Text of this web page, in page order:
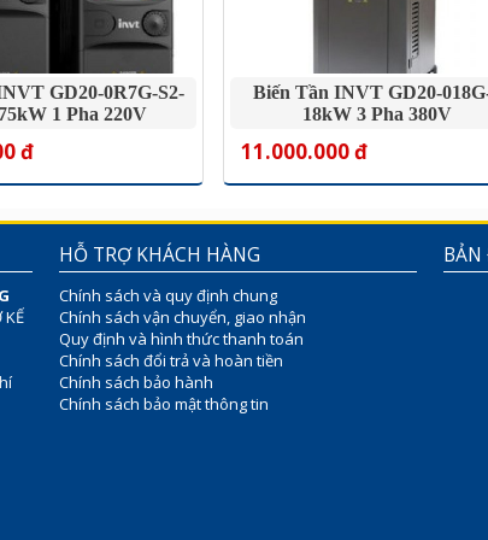
GD20-0R7G-S2-
1 Pha 220V
đ
Biến Tần INVT GD20-
18kW 3 Pha 380V
11.000.000 đ
KẾ
HỖ TRỢ KHÁCH HÀNG
Chính sách và quy định chung
Chính sách vận chuyển, giao nhận
Quy định và hình thức thanh toán
Chính sách đổi trả và hoàn tiền
Chính sách bảo hành
Chính sách bảo mật thông tin